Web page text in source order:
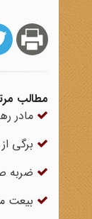
مطالب
مادر
برگی
ضربه
بیعت